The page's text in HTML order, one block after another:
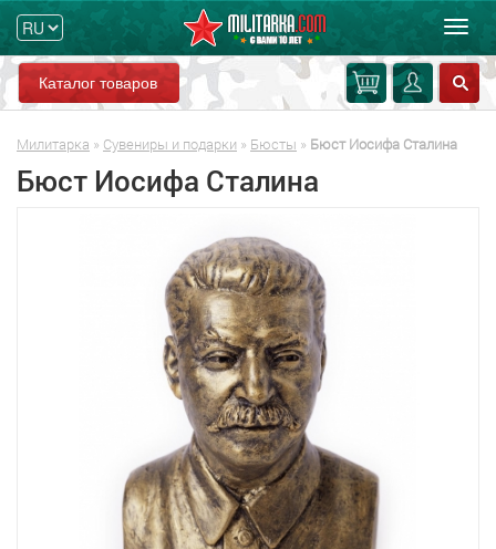
Каталог товаров
Милитарка » Сувениры и подарки » Бюсты » Бюст Иосифа Сталина
Бюст Иосифа Сталина